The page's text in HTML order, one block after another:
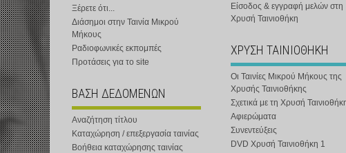
Ξέρετε ότι...
Διάσημοι στην Ταινία Μικρού
Μήκους
Ραδιοφωνικές εκπομπές
Προτάσεις για το site
ΒΑΣΗ ΔΕΔΟΜΕΝΩΝ
Αναζήτηση τίτλου
Καταχώρηση / επεξεργασία ταινίας
Βοήθεια καταχώρησης ταινίας
Είσοδος & εγγραφή μελών στη
Χρυσή Ταινιοθήκη
ΧΡΥΣΗ ΤΑΙΝΙΟΘΗΚΗ
Οι Ταινίες Μικρού Μήκους της
Χρυσής Ταινιοθήκης
Σχετικά με τη Χρυσή
Αφιερώματα
Συνεντεύξεις
DVD Χρυσή Ταινιοθήκη 1